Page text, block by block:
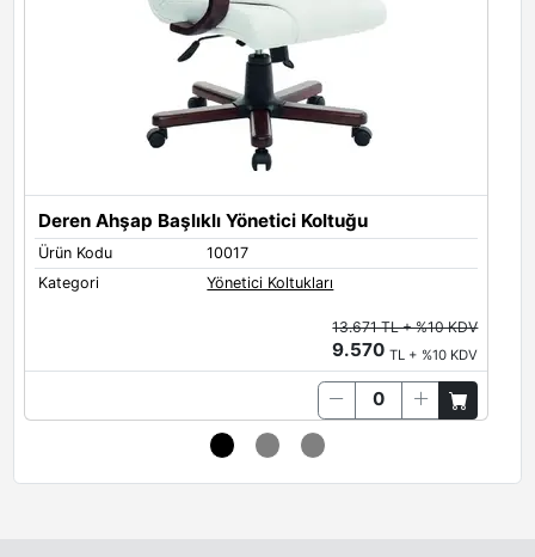
Deren Ahşap Başlıklı Yönetici Koltuğu
Ürün Kodu
10017
Kategori
Yönetici Koltukları
13.671 TL + %10 KDV
9.570TL + %10 KDV